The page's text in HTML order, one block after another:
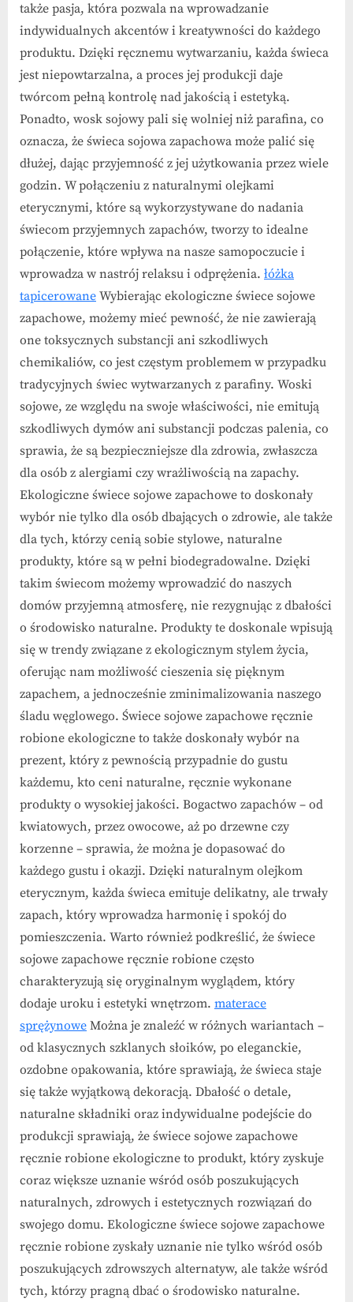
także pasja, która pozwala na wprowadzanie
indywidualnych akcentów i kreatywności do każdego
produktu. Dzięki ręcznemu wytwarzaniu, każda świeca
jest niepowtarzalna, a proces jej produkcji daje
twórcom pełną kontrolę nad jakością i estetyką.
Ponadto, wosk sojowy pali się wolniej niż parafina, co
oznacza, że świeca sojowa zapachowa może palić się
dłużej, dając przyjemność z jej użytkowania przez wiele
godzin. W połączeniu z naturalnymi olejkami
eterycznymi, które są wykorzystywane do nadania
świecom przyjemnych zapachów, tworzy to idealne
połączenie, które wpływa na nasze samopoczucie i
wprowadza w nastrój relaksu i odprężenia. łóżka
tapicerowane Wybierając ekologiczne świece sojowe
zapachowe, możemy mieć pewność, że nie zawierają
one toksycznych substancji ani szkodliwych
chemikaliów, co jest częstym problemem w przypadku
tradycyjnych świec wytwarzanych z parafiny. Woski
sojowe, ze względu na swoje właściwości, nie emitują
szkodliwych dymów ani substancji podczas palenia, co
sprawia, że są bezpieczniejsze dla zdrowia, zwłaszcza
dla osób z alergiami czy wrażliwością na zapachy.
Ekologiczne świece sojowe zapachowe to doskonały
wybór nie tylko dla osób dbających o zdrowie, ale także
dla tych, którzy cenią sobie stylowe, naturalne
produkty, które są w pełni biodegradowalne. Dzięki
takim świecom możemy wprowadzić do naszych
domów przyjemną atmosferę, nie rezygnując z dbałości
o środowisko naturalne. Produkty te doskonale wpisują
się w trendy związane z ekologicznym stylem życia,
oferując nam możliwość cieszenia się pięknym
zapachem, a jednocześnie zminimalizowania naszego
śladu węglowego. Świece sojowe zapachowe ręcznie
robione ekologiczne to także doskonały wybór na
prezent, który z pewnością przypadnie do gustu
każdemu, kto ceni naturalne, ręcznie wykonane
produkty o wysokiej jakości. Bogactwo zapachów – od
kwiatowych, przez owocowe, aż po drzewne czy
korzenne – sprawia, że można je dopasować do
każdego gustu i okazji. Dzięki naturalnym olejkom
eterycznym, każda świeca emituje delikatny, ale trwały
zapach, który wprowadza harmonię i spokój do
pomieszczenia. Warto również podkreślić, że świece
sojowe zapachowe ręcznie robione często
charakteryzują się oryginalnym wyglądem, który
dodaje uroku i estetyki wnętrzom. materace
sprężynowe Można je znaleźć w różnych wariantach –
od klasycznych szklanych słoików, po eleganckie,
ozdobne opakowania, które sprawiają, że świeca staje
się także wyjątkową dekoracją. Dbałość o detale,
naturalne składniki oraz indywidualne podejście do
produkcji sprawiają, że świece sojowe zapachowe
ręcznie robione ekologiczne to produkt, który zyskuje
coraz większe uznanie wśród osób poszukujących
naturalnych, zdrowych i estetycznych rozwiązań do
swojego domu. Ekologiczne świece sojowe zapachowe
ręcznie robione zyskały uznanie nie tylko wśród osób
poszukujących zdrowszych alternatyw, ale także wśród
tych, którzy pragną dbać o środowisko naturalne.